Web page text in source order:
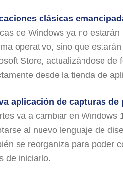
clásicas
de Windows ya no estarán
operativo, sino que
Store, actualizándose de
desde la tienda de
aplicación de capturas de
va a cambiar en Windows
al nuevo lenguaje de
se reorganiza para poder
de iniciarlo.